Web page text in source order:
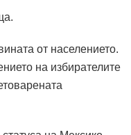
от населението.
на избирателите